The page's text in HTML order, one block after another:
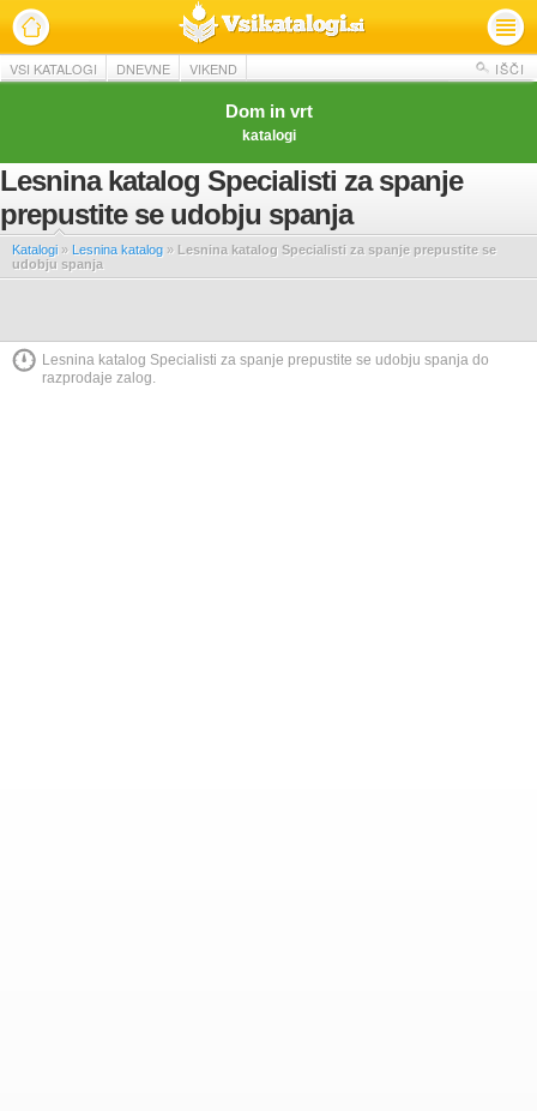
VSI KATALOGI DNEVNE VIKEND IŠČI
Dom in vrt
katalogi
Lesnina katalog Specialisti za spanje
prepustite se udobju spanja
Katalogi » Lesnina katalog » Lesnina katalog Specialisti za spanje prepustite se
udobju spanja
Lesnina katalog Specialisti za spanje prepustite se udobju spanja do
razprodaje zalog.